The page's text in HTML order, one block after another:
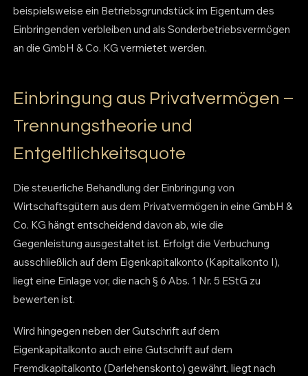
beispielsweise ein Betriebsgrundstück im Eigentum des
Einbringenden verbleiben und als Sonderbetriebsvermögen
an die GmbH & Co. KG vermietet werden.
Einbringung aus Privatvermögen –
Trennungstheorie und
Entgeltlichkeitsquote
Die steuerliche Behandlung der Einbringung von
Wirtschaftsgütern aus dem Privatvermögen in eine GmbH &
Co. KG hängt entscheidend davon ab, wie die
Gegenleistung ausgestaltet ist. Erfolgt die Verbuchung
ausschließlich auf dem Eigenkapitalkonto (Kapitalkonto I),
liegt eine Einlage vor, die nach § 6 Abs. 1 Nr. 5 EStG zu
bewerten ist.
Wird hingegen neben der Gutschrift auf dem
Eigenkapitalkonto auch eine Gutschrift auf dem
Fremdkapitalkonto (Darlehenskonto) gewährt, liegt nach